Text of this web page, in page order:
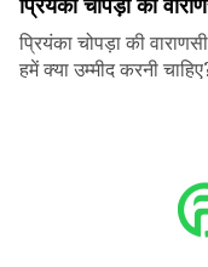
प्रियंका चोपड़ा की
हमें क्या उम्मीद करनी